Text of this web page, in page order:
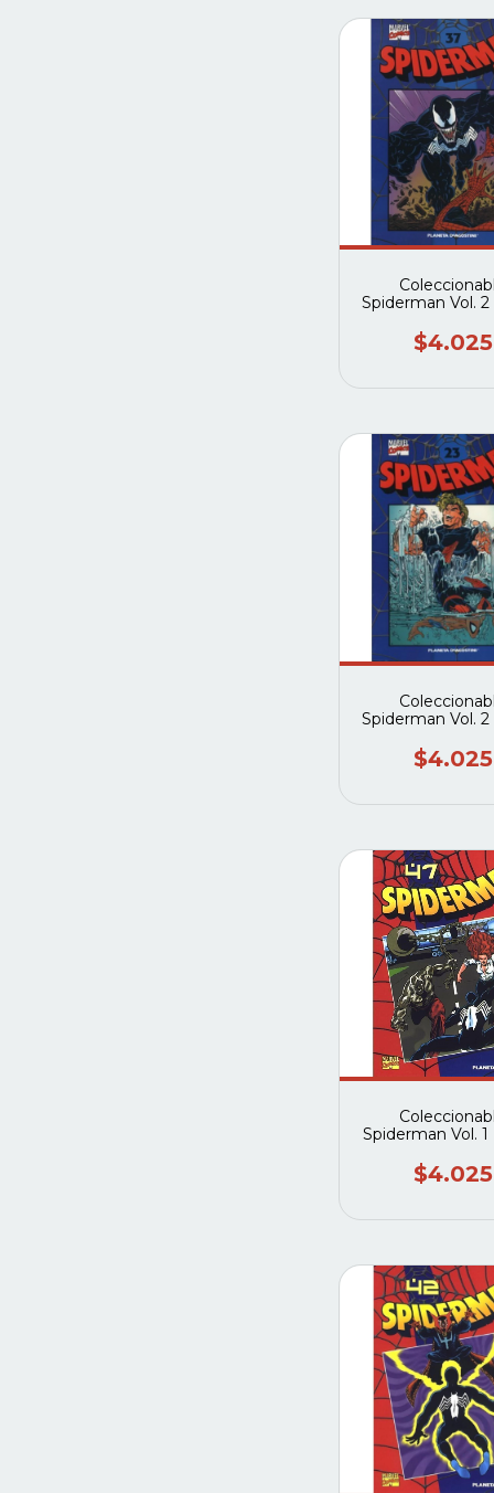
Spiderman Vol. 2
$4.025
Spiderman Vol. 2
$4.025
Spiderman Vol.
deagostini)
$4.025